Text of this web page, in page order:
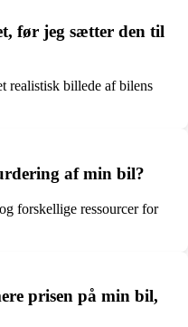
før jeg sætter den til
realistisk billede af bilens
af min bil?
forskellige ressourcer for
prisen på min bil,